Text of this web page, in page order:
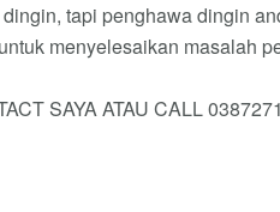
tapi penghawa dingin
menyelesaikan masalah
SAYA ATAU CALL